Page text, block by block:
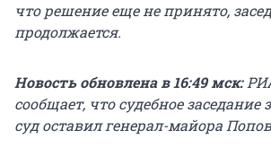
что решение еще не принято,
продолжается.
Новость обновлена в 16:49 мск:
сообщает, что судебное заседание
суд оставил генерал-майора